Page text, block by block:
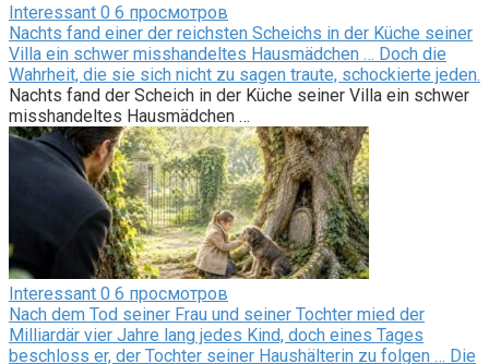
Interessant 0 6 просмотров
Nachts fand einer der reichsten Scheichs in der Küche seiner
Villa ein schwer misshandeltes Hausmädchen … Doch die
Wahrheit, die sie sich nicht zu sagen traute, schockierte jeden.
Nachts fand der Scheich in der Küche seiner Villa ein schwer
misshandeltes Hausmädchen …
Interessant 0 6 просмотров
Nach dem Tod seiner Frau und seiner Tochter mied der
Milliardär vier Jahre lang jedes Kind, doch eines Tages
beschloss er, der Tochter seiner Haushälterin zu folgen … Die